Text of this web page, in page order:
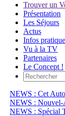
Trouver un
Présentation
Les Séjours
Actus
Infos
Vu à la TV
Partenaires
Le Concept !
NEWS : Cet
NEWS : Nouvel-
NEWS : Spécial